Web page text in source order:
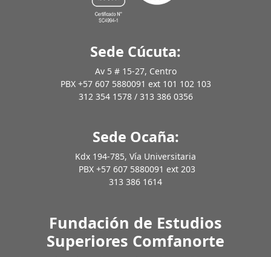
Sede Cúcuta:
Av 5 # 15-27, Centro
PBX +57 607 5880091 ext 101 102 103
312 354 1578 / 313 386 0356
Sede Ocaña:
Kdx 194-785, Vía Universitaria
PBX +57 607 5880091 ext 203
313 386 1614
Fundación de Estudios
Superiores Comfanorte